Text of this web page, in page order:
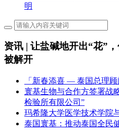
明
资讯 | 让盐碱地开出“花”
被解开
「新春添喜 — 泰国总理
寰基生物与合作方签署战
检验所有限公司”
玛希隆大学医学技术学院
泰国寰基：推动泰国全民